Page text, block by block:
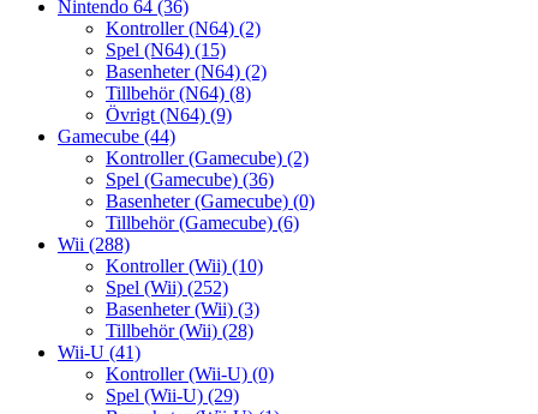
Nintendo 64 (36)
Kontroller (N64) (2)
Spel (N64) (15)
Basenheter (N64) (2)
Tillbehör (N64) (8)
Övrigt (N64) (9)
Gamecube (44)
Kontroller (Gamecube) (2)
Spel (Gamecube) (36)
Basenheter (Gamecube) (0)
Tillbehör (Gamecube) (6)
Wii (288)
Kontroller (Wii) (10)
Spel (Wii) (252)
Basenheter (Wii) (3)
Tillbehör (Wii) (28)
Wii-U (41)
Kontroller (Wii-U) (0)
Spel (Wii-U) (29)